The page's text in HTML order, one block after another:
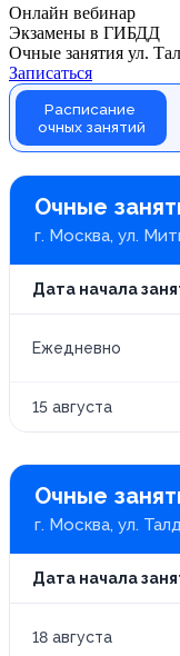
Онлайн вебинар
Экзамены в ГИБДД
Очные занятия ул.
Записаться
Расписание
очных занятий
Очные
г. Москва, ул.
Дата начала
Ежедневно
15 августа
Очные
г. Москва, ул.
Дата начала
18 августа